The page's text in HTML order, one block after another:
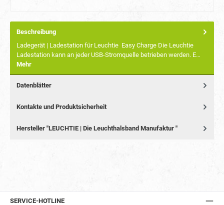
Beschreibung
Ladegerät | Ladestation für Leuchtie Easy Charge Die Leuchtie
Ladestation kann an jeder USB-Stromquelle betrieben werden. E…
Mehr
Datenblätter
Kontakte und Produktsicherheit
Hersteller "LEUCHTIE | Die Leuchthalsband Manufaktur "
SERVICE-HOTLINE